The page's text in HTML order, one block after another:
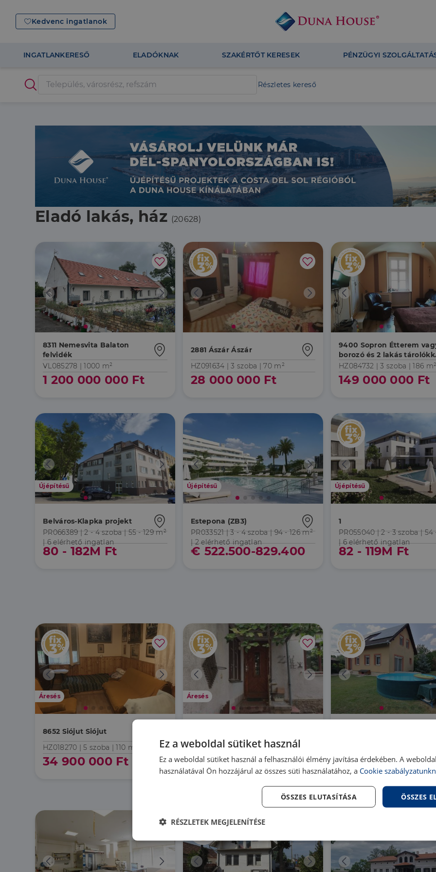
Kedvenc ingatlanok
INGATLANKERESŐ ELADÓKNAK SZAKÉRTŐT KERESEK PÉNZÜGYI
Részletes kereső
Eladó lakás, ház (20628)
8311 Nemesvita Balaton
felvidék
VL085278 |1000 m²
1 200 000 000 Ft
2881 Ászár Ászár
HZ091634 |3 szoba | 70 m²
28 000 000 Ft
9400 Sopron Étterem
borozó és 2 lakás
pincékkel együtt eladó
HZ084732 |3 szoba | 186 m²
149 000 000 Ft
Újépítésű
Belváros-Klapka projekt
PR066389 |2 - 4 szoba| 55 - 129 m²
| 6 elérhető ingatlan
80 - 182M Ft
Újépítésű
Estepona (ZB3)
PR033521 |3 - 4 szoba| 94 - 126 m²
| 2 elérhető ingatlan
€ 522.500-829.400
Újépítésű
1
PR055040 |2 - 3 szoba| 54
| 6 elérhető ingatlan
82 - 119M Ft
Áresés
8652 Siójut Siójut
HZ018270 |5 szoba | 110 m²
34 900 000 Ft
Áresés
HZ070969 |3 szoba| 100 m²
83 000 000 Ft
családi ház
125 000 000 Ft
Ez a weboldal sütiket használ
Ez a weboldal sütiket használ a felhasználói élmény javítása érdekében. A
használatával Ön hozzájárul az összes süti használatához, a Cookie
ÖSSZES
ÖSSZES ELUTASÍTÁSA
RÉSZLETEK MEGJELENÍTÉSE
Elengedhetetlenül
szükséges
Teljesítmény Célzás